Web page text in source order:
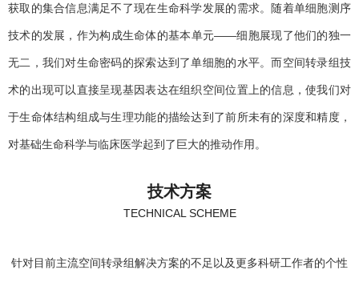
获取的集合信息满足不了现在生命科学发展的需求。随着单细胞测序
技术的发展，作为构成生命体的基本单元——细胞展现了他们的独一
无二，我们对生命密码的探索达到了单细胞的水平。而空间转录组技
术的出现可以直接呈现基因表达在组织空间位置上的信息，使我们对
于生命体结构组成与生理功能的描绘达到了前所未有的深度和精度，
对基础生命科学与临床医学起到了巨大的推动作用。
技术方案
TECHNICAL SCHEME
针对目前主流空间转录组解决方案的不足以及更多科研工作者的个性